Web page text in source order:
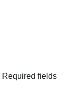
Required fields